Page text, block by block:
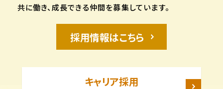
共に働き、成長できる仲間を募集しています。
採用情報はこちら
キャリア採用